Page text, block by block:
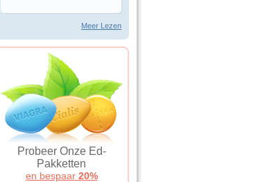
Meer Lezen
Probeer Onze Ed-
Pakketten
en bespaar 20%